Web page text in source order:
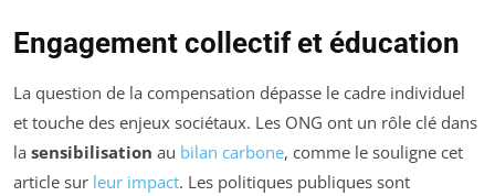
Engagement collectif et éducation
La question de la compensation dépasse le cadre individuel
et touche des enjeux sociétaux. Les ONG ont un rôle clé dans
la sensibilisation au bilan carbone, comme le souligne cet
article sur leur impact. Les politiques publiques sont